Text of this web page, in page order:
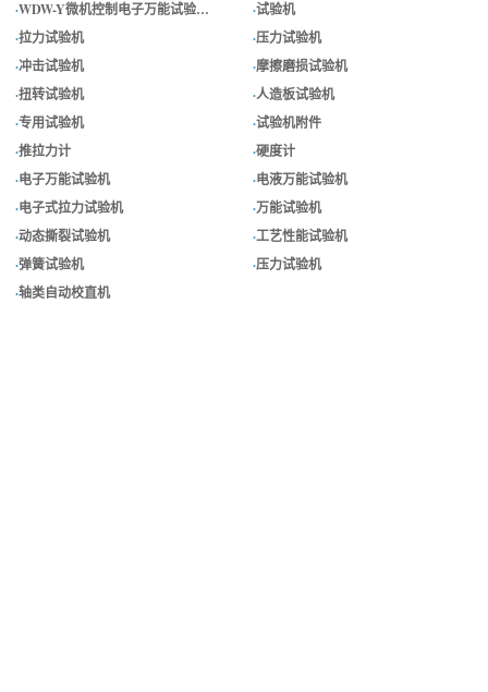
·WDW-Y微机控制电子万能试验… ·试验机
·拉力试验机 ·压力试验机
·冲击试验机 ·摩擦磨损试验机
·扭转试验机 ·人造板试验机
·专用试验机 ·试验机附件
·推拉力计 ·硬度计
·电子万能试验机 ·电液万能试验机
·电子式拉力试验机 ·万能试验机
·动态撕裂试验机 ·工艺性能试验机
·弹簧试验机 ·压力试验机
·轴类自动校直机